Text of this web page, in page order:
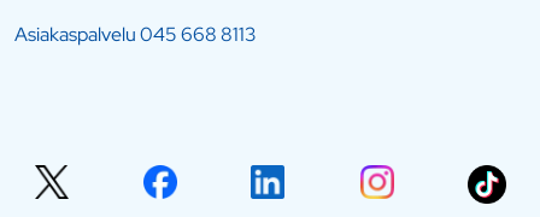
Asiakaspalvelu045 668 8113